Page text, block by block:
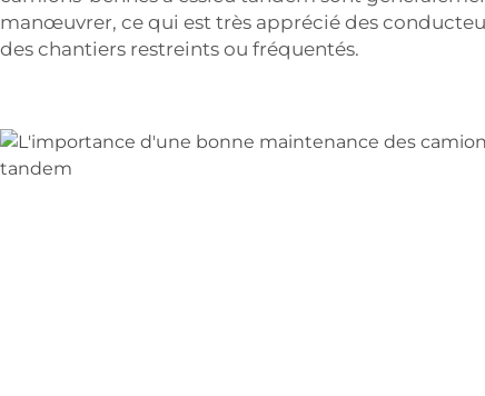
manœuvrer, ce qui est très apprécié des
des chantiers restreints ou fréquentés.